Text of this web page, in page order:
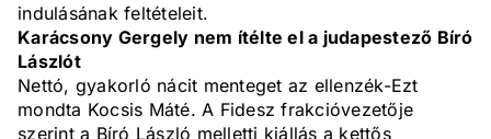
indulásának feltételeit.
Karácsony Gergely nem ítélte el a judapestező Bíró
Lászlót
Nettó, gyakorló nácit menteget az ellenzék-Ezt
mondta Kocsis Máté. A Fidesz frakcióvezetője
szerint a Bíró László melletti kiállás a kettős